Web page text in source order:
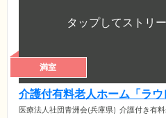
満室
介護付有料老人ホーム「ラウ
医療法人社団青洲会(兵庫県) 介護付き有